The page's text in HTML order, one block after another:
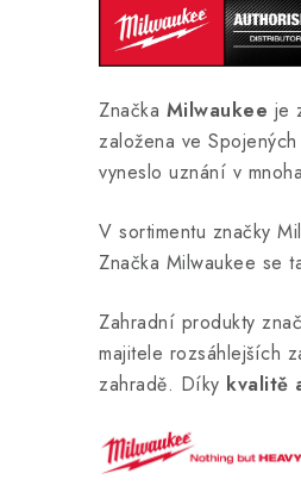
Značka Milwaukee je
založena ve
vyneslo uznání v
V sortimentu značky
Značka Milwaukee se
Zahradní produkty
majitele rozsáhlejších
zahradě. Díky kvalitě